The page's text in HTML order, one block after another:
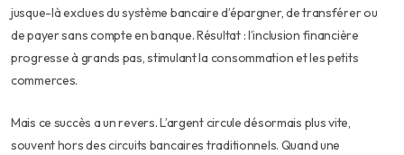
jusque-là exclues du système bancaire d’épargner, de transférer ou
de payer sans compte en banque. Résultat : l’inclusion financière
progresse à grands pas, stimulant la consommation et les petits
commerces.
Mais ce succès a un revers. L’argent circule désormais plus vite,
souvent hors des circuits bancaires traditionnels. Quand une